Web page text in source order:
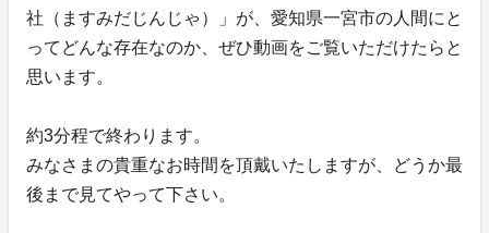
社（ますみだじんじゃ）」が、愛知県一宮市の人間にと
ってどんな存在なのか、ぜひ動画をご覧いただけたらと
思います。
約3分程で終わります。
みなさまの貴重なお時間を頂戴いたしますが、どうか最
後まで見てやって下さい。